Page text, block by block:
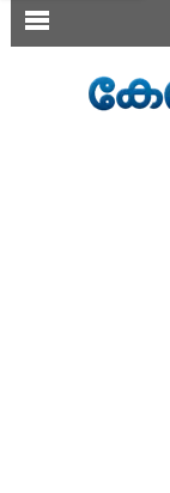
SECTIONS